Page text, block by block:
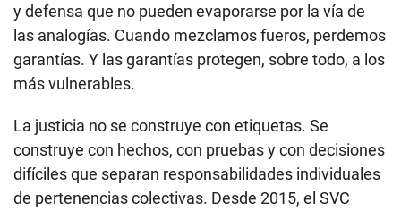
y defensa que no pueden evaporarse por la vía de
las analogías. Cuando mezclamos fueros, perdemos
garantías. Y las garantías protegen, sobre todo, a los
más vulnerables.
La justicia no se construye con etiquetas. Se
construye con hechos, con pruebas y con decisiones
difíciles que separan responsabilidades individuales
de pertenencias colectivas. Desde 2015, el SVC